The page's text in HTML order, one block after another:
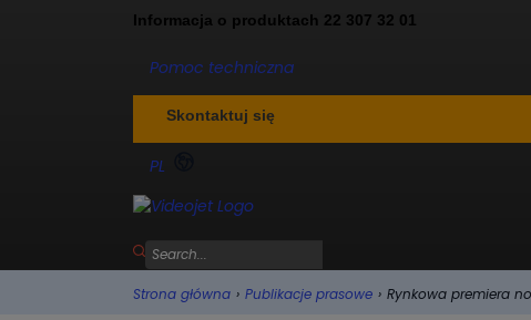
Informacja o produktach 22 307 32 01
Pomoc techniczna
Skontaktuj się
PL
Strona główna › Publikacje prasowe › Rynkowa premiera